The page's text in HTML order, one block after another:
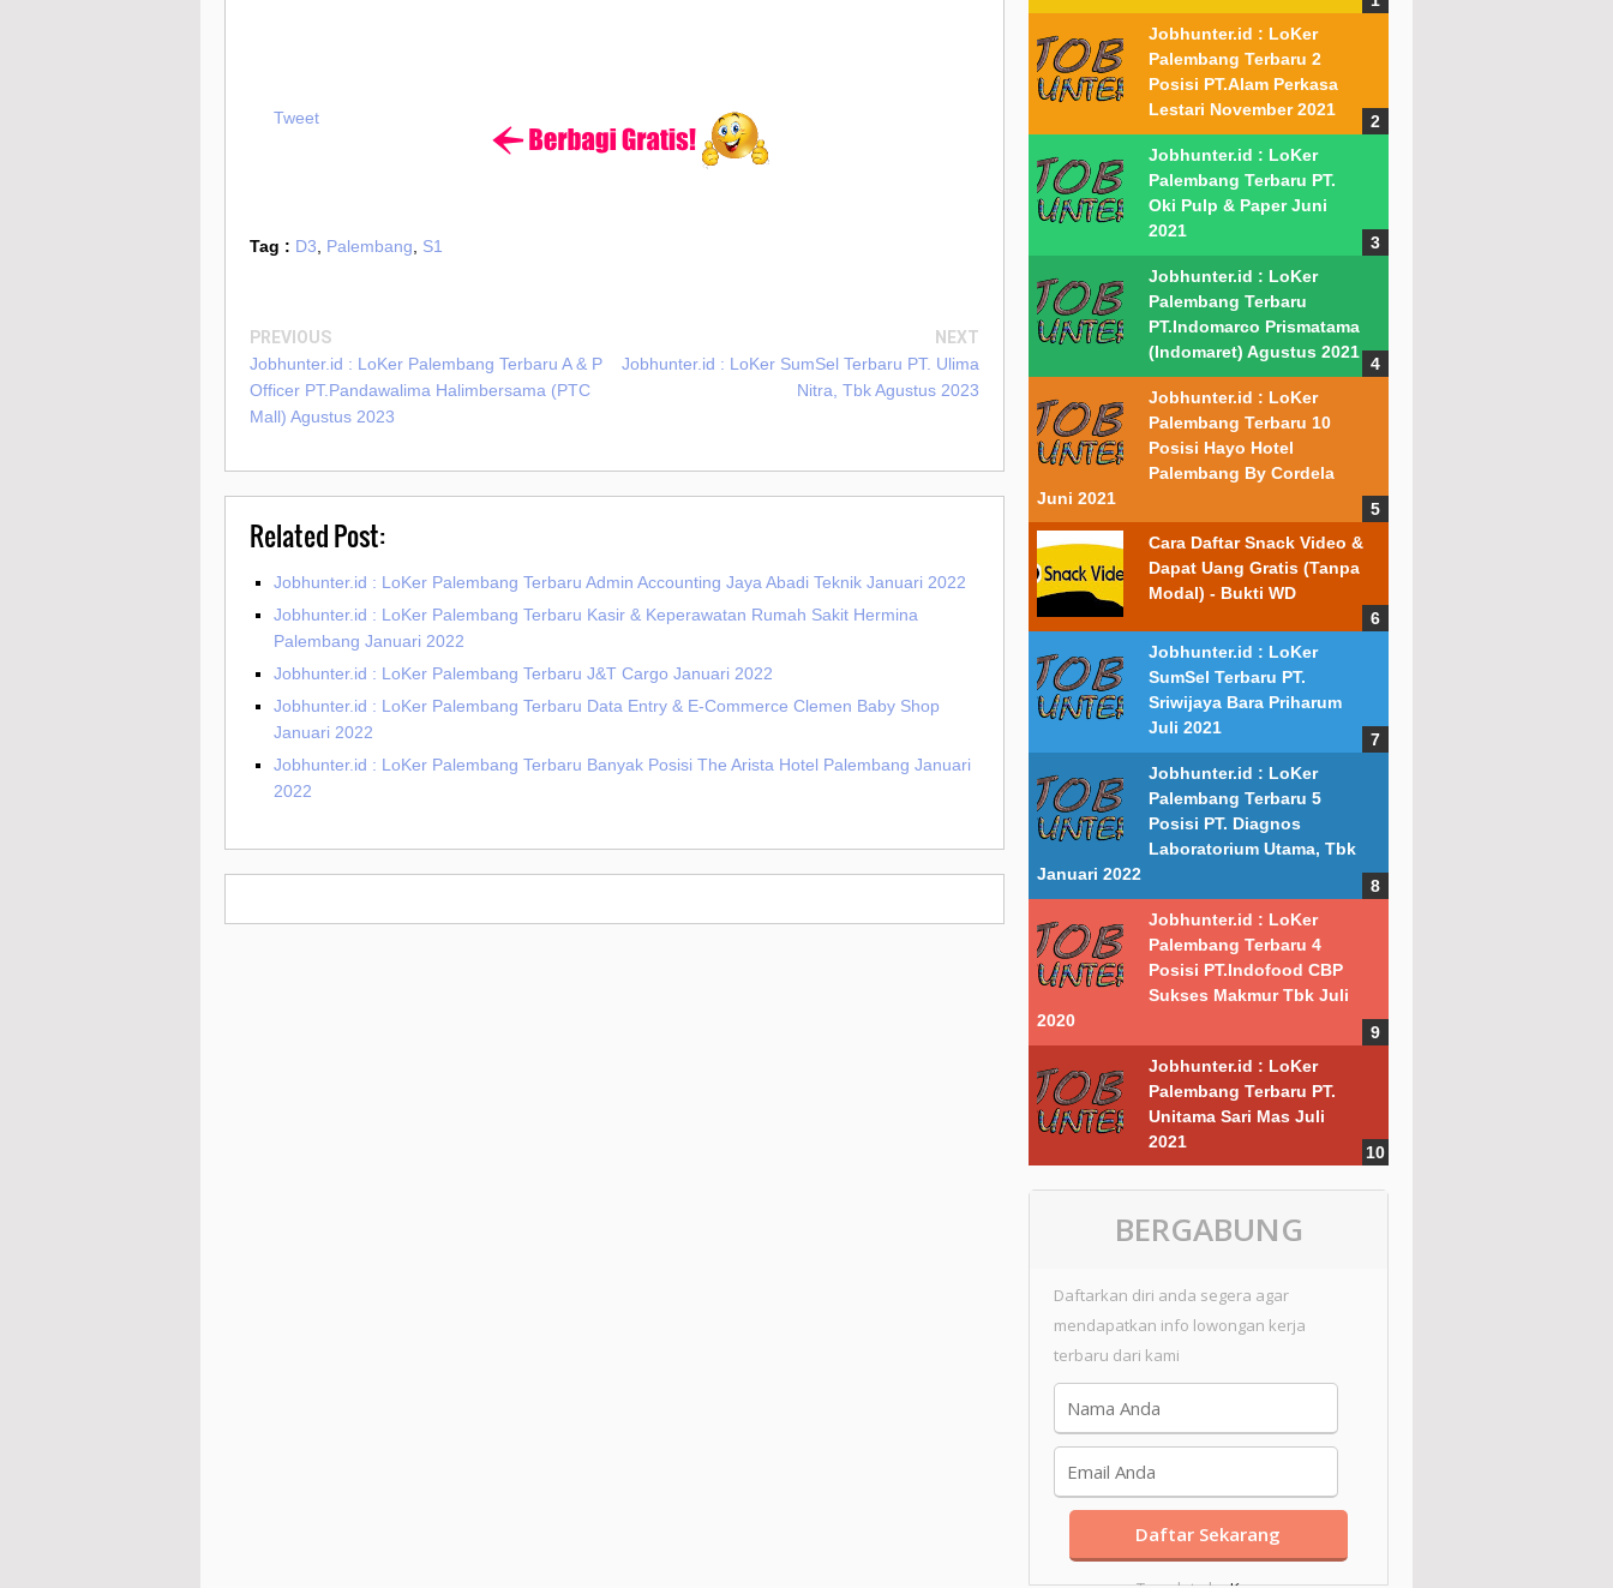
Tweet
Tag : D3 Palembang S1
PREVIOUS
Jobhunter.id : LoKer Palembang Terbaru A & P
Officer PT.Pandawalima Halimbersama (PTC
Mall) Agustus 2023
NEXT
Jobhunter.id : LoKer SumSel Terbaru PT. Ulima
Nitra, Tbk Agustus 2023
Related Post:
Jobhunter.id : LoKer Palembang Terbaru Admin Accounting Jaya Abadi Teknik Januari 2022
Jobhunter.id : LoKer Palembang Terbaru Kasir & Keperawatan Rumah Sakit Hermina
Palembang Januari 2022
Jobhunter.id : LoKer Palembang Terbaru J&T Cargo Januari 2022
Jobhunter.id : LoKer Palembang Terbaru Data Entry & E-Commerce Clemen Baby Shop
Januari 2022
Jobhunter.id : LoKer Palembang Terbaru Banyak Posisi The Arista Hotel Palembang Januari
2022
Jobhunter.id : LoKer
Palembang Terbaru 2
Posisi PT.Alam Perkasa
Lestari November 2021
Jobhunter.id : LoKer
Palembang Terbaru PT.
Oki Pulp & Paper Juni
2021
Jobhunter.id : LoKer
Palembang Terbaru
PT.Indomarco Prismatama
(Indomaret) Agustus 2021
Jobhunter.id : LoKer
Palembang Terbaru 10
Posisi Hayo Hotel
Palembang By Cordela
Juni 2021
Cara Daftar Snack Video &
Dapat Uang Gratis (Tanpa
Modal) - Bukti WD
Jobhunter.id : LoKer
SumSel Terbaru PT.
Sriwijaya Bara Priharum
Juli 2021
Jobhunter.id : LoKer
Palembang Terbaru 5
Posisi PT. Diagnos
Laboratorium Utama, Tbk
Januari 2022
Jobhunter.id : LoKer
Palembang Terbaru 4
Posisi PT.Indofood CBP
Sukses Makmur Tbk Juli
2020
Jobhunter.id : LoKer
Palembang Terbaru PT.
Unitama Sari Mas Juli
2021
BERGABUNG
Daftarkan diri anda segera agar
mendapatkan info lowongan kerja
terbaru dari kami